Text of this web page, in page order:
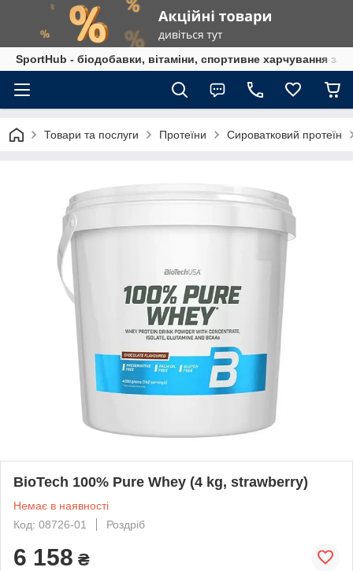
SportHub - біодобавки, вітаміни, спортивне харчування за
Товари та послуги Протеїни Сироватковий протеїн
BioTech 100% Pure Whey (4 kg, strawberry)
Немає в наявності
Код: 08726-01
Роздріб
6 158 ₴